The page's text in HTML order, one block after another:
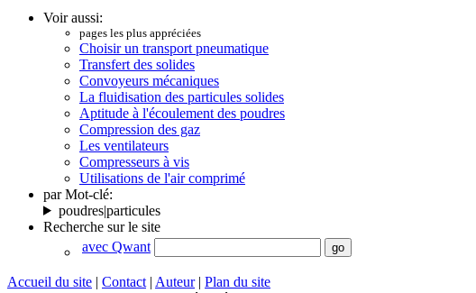
Voir aussi:
pages les plus appréciées
Choisir un transport pneumatique
Transfert des solides
Convoyeurs mécaniques
La fluidisation des particules solides
Aptitude à l'écoulement des poudres
Compression des gaz
Les ventilateurs
Compresseurs à vis
Utilisations de l'air comprimé
par Mot-clé:
poudres|particules
Recherche sur le site
avec Qwant
Accueil du site | Contact | Auteur| Plan du site